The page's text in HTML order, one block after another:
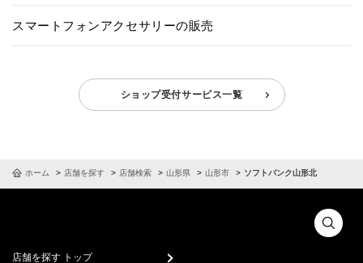
スマートフォンアクセサリーの販売
ショップ受付サービス一覧
ホーム 店舗を探す 店舗検索 山形県 山形市 ソフトバンク山形北
店舗を探す トップ